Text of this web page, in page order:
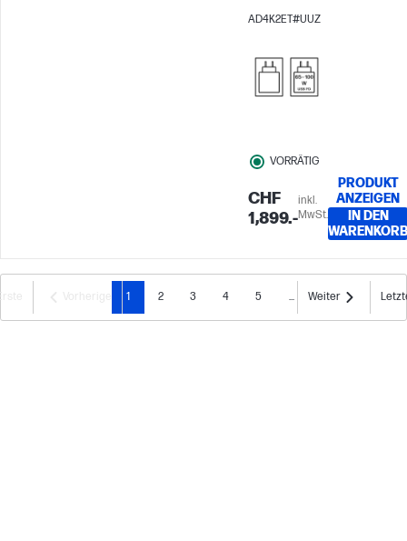
WUXGA
AMD Radeon™
AD4K2ET#UUZ
VORRÄTIG
CHF
1,899.-
inkl.
MwSt.
PRODUKT
ANZEIGEN
IN DEN
WARENKORB
1 2 3 4 5 ... Weiter